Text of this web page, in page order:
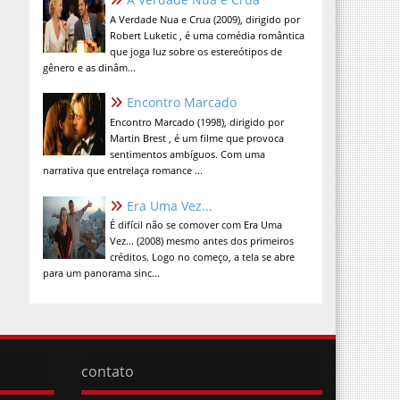
A Verdade Nua e Crua (2009), dirigido por
Robert Luketic , é uma comédia romântica
que joga luz sobre os estereótipos de
gênero e as dinâm...
Encontro Marcado
Encontro Marcado (1998), dirigido por
Martin Brest , é um filme que provoca
sentimentos ambíguos. Com uma
narrativa que entrelaça romance ...
Era Uma Vez...
É difícil não se comover com Era Uma
Vez... (2008) mesmo antes dos primeiros
créditos. Logo no começo, a tela se abre
para um panorama sinc...
contato